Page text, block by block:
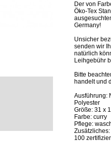
Der von
Öko-Tex
Germany!
Unsicher
senden wir
natürlich
Leihgebühr
Bitte
handelt und
Ausführung:
Polyester
Größe: 31 x
Farbe: curry
Pflege:
100